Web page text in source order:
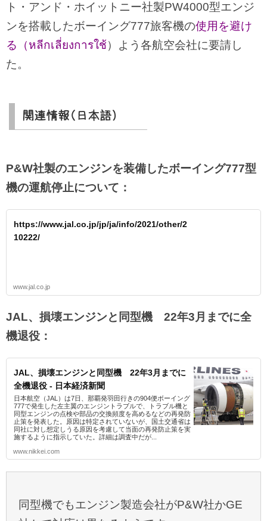
ト・アンド・ホイットニー社製PW4000型エンジ
ンを搭載したボーイング777旅客機の使用を避け
る（หลีกเลี่ยงการใช้）よう各航空会社に要請し
た。
関連情報（日本語）
P&W社製のエンジンを装備したボーイング777型
機の運航停止について：
https://www.jal.co.jp/jp/ja/info/2021/other/2
10222/
www.jal.co.jp
JAL、損壊エンジンと同型機 22年3月までに全
機退役：
JAL、損壊エンジンと同型機 22年3月までに
全機退役 - 日本経済新聞
日本航空（JAL）は7日、那覇発羽田行きの904便ボーイング
777で発生した左主翼のエンジントラブルで、トラブル機と
同型エンジンの点検や部品の交換頻度を高めるなどの再発防
止策を発表した。原因は特定されていないが、国土交通省は
同社に対し想定しうる原因を考慮して当面の再発防止策を実
施するように指示していた。詳細は調査中だが...
www.nikkei.com
同型機でもエンジン製造会社がP&W社かGE